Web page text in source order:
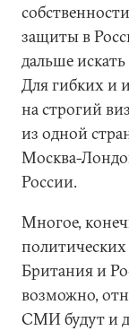
защиты в
дальше
Для гибких и
на строгий
из одной
Москва-
России.
Многое,
Британия и
возможно,
СМИ будут и